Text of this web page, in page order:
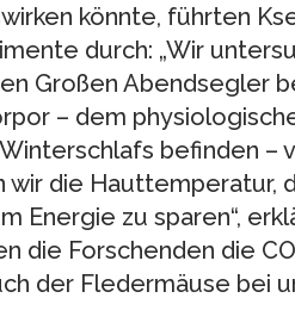
könnte, führten
durch: „Wir
Großen Abendsegler
– dem
befinden –
die Hauttemperatur,
Energie zu sparen“,
die Forschenden die
der Fledermäuse bei